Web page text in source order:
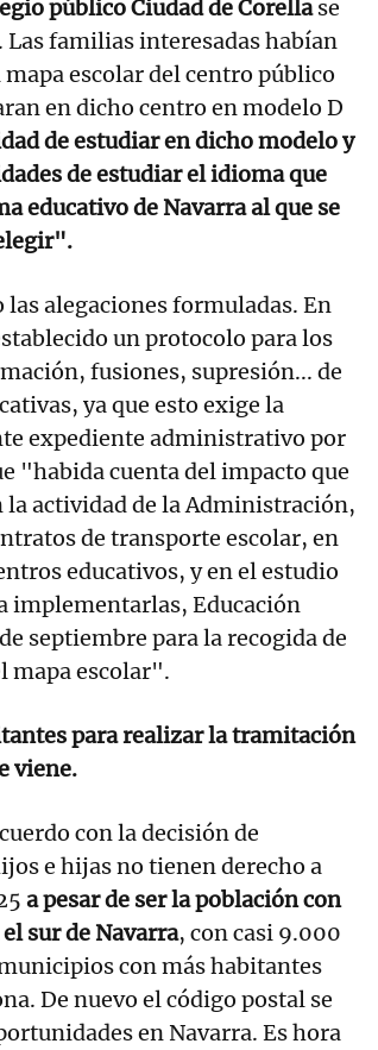
público Ciudad de Corellase
. Las familias interesadas habían
escolar del centro público
en dicho centro en modelo D
de estudiar en dicho modelo y
de estudiar el idioma que
educativo de Navarra al que se
alegaciones formuladas. En
un protocolo para los
fusiones, supresión... de
ya que esto exige la
expediente administrativo por
"habida cuenta del impacto que
actividad de la Administración,
de transporte escolar, en
educativos, y en el estudio
implementarlas, Educación
septiembre para la recogida de
mapa escolar".
para realizar la tramitación
viene.
con la decisión de
e hijas no tienen derecho a
a pesar de ser la población con
sur de Navarra, con casi 9.000
con más habitantes
De nuevo el código postal se
en Navarra. Es hora